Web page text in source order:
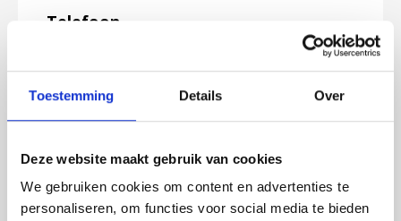
Toestemming Details Over
Deze website maakt gebruik van cookies
We gebruiken cookies om content en advertenties te
personaliseren, om functies voor social media te bieden
Telefoon